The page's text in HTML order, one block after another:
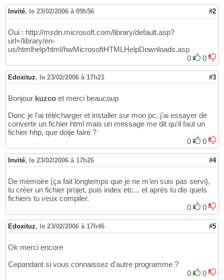
Invité, le 23/02/2006 à 09h56 #2
Oui : http://msdn.microsoft.com/library/default.asp?
url=/library/en-
us/htmlhelp/html/hwMicrosoftHTMLHelpDownloads.asp
0
0
Edoxituz, le 23/02/2006 à 17h21 #3
Bonjour kuzco et merci beaucoup
Donc je l'ai télécharger et installer sur mon pc, j'ai essayer de
convertir un fichier html mais un message me dit qu'il faut un
fichier hhp, que doije faire ?
0
0
Invité, le 23/02/2006 à 17h26 #4
De mémoire (ça fait longtemps que je ne m'en suis pas servi),
tu créer un fichier projet, puis index etc... et après tu dis quels
fichiers tu veux compiler.
0
0
Edoxituz, le 23/02/2006 à 17h46 #5
Ok merci encore
Cepandant si vous connaissez d'autre programme ?
0
0